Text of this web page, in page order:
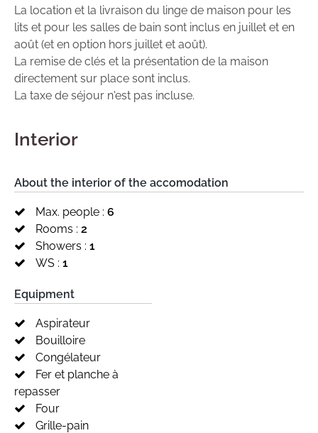
La location et la livraison du linge de maison pour les
lits et pour les salles de bain sont inclus en juillet et en
août (et en option hors juillet et août).
La remise de clés et la présentation de la maison
directement sur place sont inclus.
La taxe de séjour n'est pas incluse.
Interior
About the interior of the accomodation
Max. people : 6
Rooms : 2
Showers : 1
WS : 1
Equipment
Aspirateur
Bouilloire
Congélateur
Fer et planche à
repasser
Four
Grille-pain